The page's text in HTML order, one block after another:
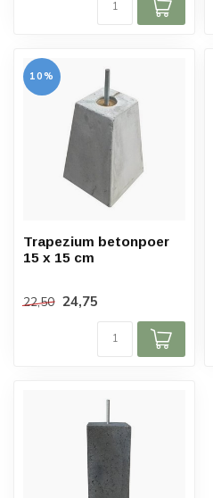
10%
Trapezium betonpoer
15 x 15 cm
22,50 24,75